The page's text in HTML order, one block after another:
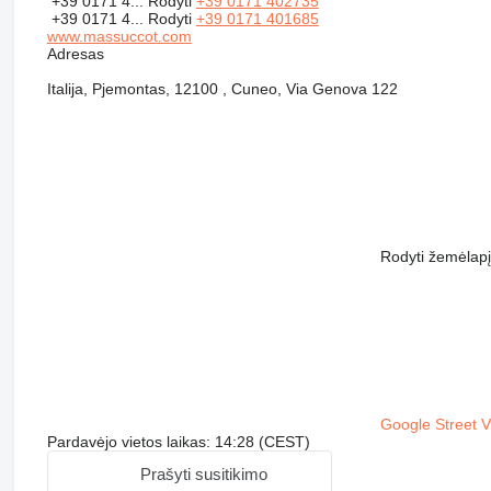
+39 0171 4... Rodyti +39 0171 401685
www.massuccot.com
Adresas
Italija, Pjemontas, 12100 , Cuneo, Via Genova 122
Rodyti žemėlapį
Google Street
Pardavėjo vietos laikas: 14:28 (CEST)
Prašyti susitikimo